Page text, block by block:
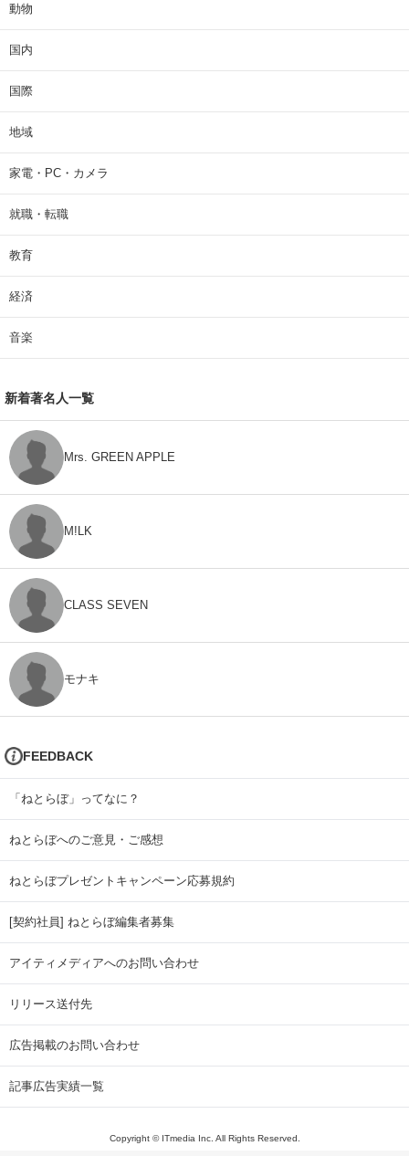
動物
国内
国際
地域
家電・PC・カメラ
就職・転職
教育
経済
音楽
新着著名人一覧
Mrs. GREEN APPLE
M!LK
CLASS SEVEN
モナキ
FEEDBACK
「ねとらぼ」ってなに？
ねとらぼへのご意見・ご感想
ねとらぼプレゼントキャンペーン応募規約
[契約社員] ねとらぼ編集者募集
アイティメディアへのお問い合わせ
リリース送付先
広告掲載のお問い合わせ
記事広告実績一覧
Copyright © ITmedia Inc. All Rights Reserved.